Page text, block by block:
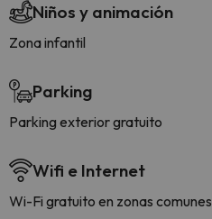
Niños y animación
Zona infantil
Parking
Parking exterior gratuito
Wifi e Internet
Wi-Fi gratuito en zonas comunes